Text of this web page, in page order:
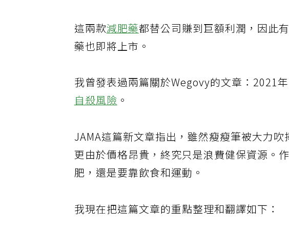
這兩款減肥藥都替公司賺到巨額利潤，因此
藥也即將上市。
我曾發表過兩篇關於Wegovy的文章：2021
自殺風險 。
JAMA這篇新文章指出，雖然瘦瘦筆被大力吹
更由於價格昂貴，終究只是浪費健保資源。
肥，還是要靠飲食和運動。
我現在把這篇文章的重點整理和翻譯如下：